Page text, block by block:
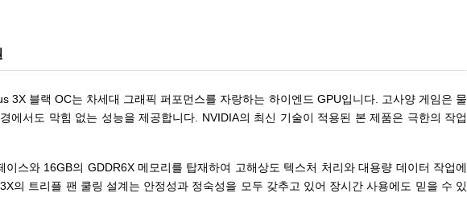
3X 블랙 OC는 차세대 그래픽 퍼포먼스를 자랑하는 하이엔드 GPU입니다. 고사양 게임은 물
에서도 막힘 없는 성능을 제공합니다. NVIDIA의 최신 기술이 적용된 본 제품은 극한의 작업
스와 16GB의 GDDR6X 메모리를 탑재하여 고해상도 텍스처 처리와 대용량 데이터 작업에
의 트리플 팬 쿨링 설계는 안정성과 정숙성을 모두 갖추고 있어 장시간 사용에도 믿을 수 있